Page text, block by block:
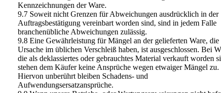
Kennzeichnungen der Ware.
9.7 Soweit nicht Grenzen für Abweichungen ausdrücklich in der
Auftragsbestätigung vereinbart worden sind, sind in jedem Falle
branchenübliche Abweichungen zulässig.
9.8 Eine Gewährleistung für Mängel an der gelieferten Ware, die
Ursache im üblichen Verschleiß haben, ist ausgeschlossen. Bei
die als deklassiertes oder gebrauchtes Material verkauft worden
stehen dem Käufer keine Ansprüche wegen etwaiger Mängel zu.
Hiervon unberührt bleiben Schadens- und
Aufwendungsersatzansprüche.